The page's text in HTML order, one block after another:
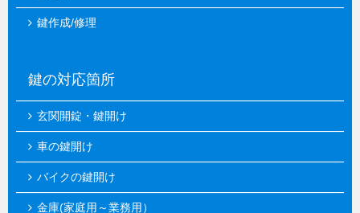
鍵作成/修理
鍵の対応箇所
玄関開錠・鍵開け
車の鍵開け
バイクの鍵開け
金庫(家庭用～業務用）